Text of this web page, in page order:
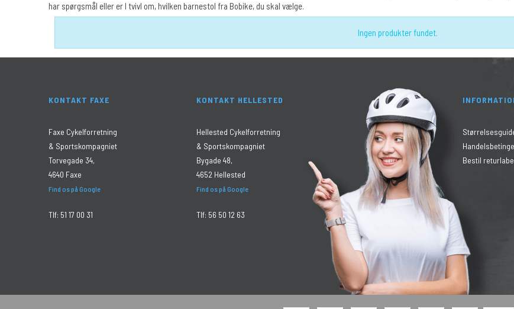
har spørgsmål eller er I tvivl om, hvilken barnestol fra Bobike, du skal vælge.
Ingen produkter fundet.
KONTAKT FAXE
Faxe Cykelforretning
& Sportskompagniet
Torvegade 34,
4640 Faxe
Find os på Google
Tlf: 51 17 00 31
KONTAKT HELLESTED
Hellested Cykelforretning
& Sportskompagniet
Bygade 48,
4652 Hellested
Find os på Google
Tlf: 56 50 12 63
Bestil